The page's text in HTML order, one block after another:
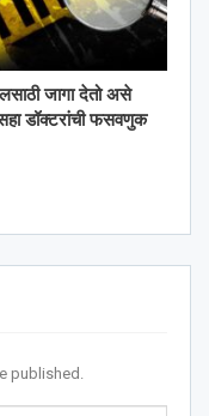
जागा देतो असे
डॉक्टरांची फसवणुक
published.